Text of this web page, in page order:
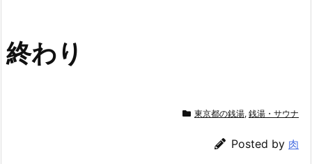
終わり
東京都の銭湯, 銭湯・サウナ
Posted by 肉